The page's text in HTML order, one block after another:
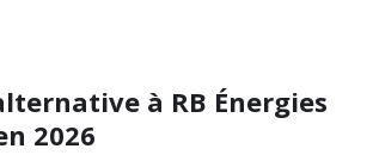
à RB Énergies
2026